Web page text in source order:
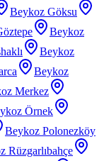
Beykoz Göksu
Beykoz
Beykoz
Beykoz
Merkez
Örnek
Beykoz Polonezköy
Rüzgarlıbahçe